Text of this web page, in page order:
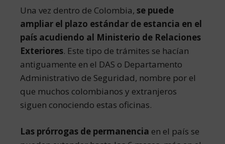
Una vez dentro de Colombia, se puede
ampliar el plazo estándar de estancia en el
país acudiendo al Ministerio de Relaciones
Exteriores. Este tipo de trámites se hacían
antiguamente en el DAS o Departamento
Administrativo de Seguridad, nombre por el
que muchos colombianos y extranjeros
siguen conociendo estas oficinas.
Las prórrogas de permanencia en el país se